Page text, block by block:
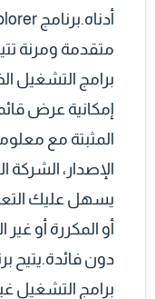
متقدمة ومرنة
برامج التشغيل
إمكانية عرض
المثبتة مع
الإصدار، الشركة
يسهل عليك
أو المكررة أو
دون فائدة.يتيح
برامج التشغيل